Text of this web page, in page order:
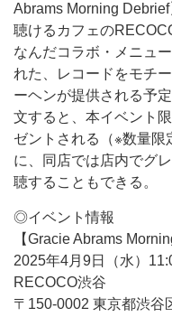
Abrams Morning
聴けるカフェの
なんだコラボ・メニュ
れた、レコードをモチ
ーヘンが提供される予
文すると、本イベント
ゼントされる（※数量限
に、同店では店内でグ
聴することもできる。
◎イベント情報
【Gracie Abrams
2025年4月9日（水）
RECOCO渋谷
〒150-0002 東京都渋谷